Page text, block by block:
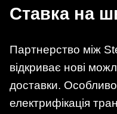
Ставка на
Партнерство між
відкриває нові
доставки.
електрифікація